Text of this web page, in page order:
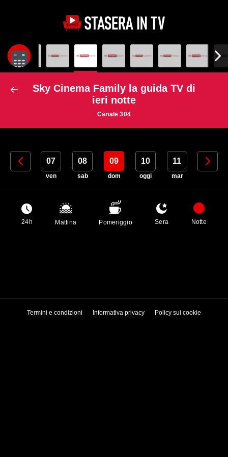
Sky Cinema Family la guida TV di
ieri notte
Canale 304
06 07
ven
08
sab
09
dom
10
oggi
11
mar
12
24h Mattina Pomeriggio Sera Notte
Termini e condizioni Informativa privacy Policy sui cookie